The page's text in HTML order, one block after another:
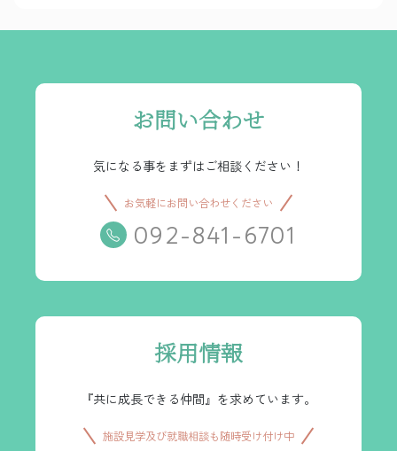
お問い合わせ
気になる事をまずはご相談ください！
お気軽にお問い合わせください
092-841-6701
採用情報
『共に成長できる仲間』を求めています。
施設見学及び就職相談も随時受け付け中